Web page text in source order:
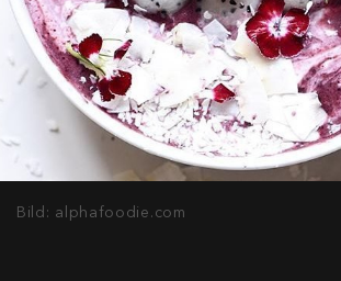
Bild: alphafoodie.com